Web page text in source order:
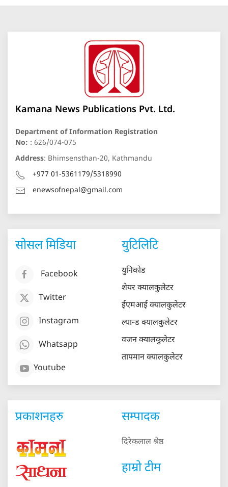
Kamana News Publications Pvt. Ltd.
Department of Information Registration
No: : 626/074-075
Address: Bhimsensthan-20, Kathmandu
+977 01-5361179/5318990
enewsofnepal@gmail.com
सोसल मिडिया
Facebook
Twitter
Instagram
Whatsapp
Youtube
युटिलिटि
युनिकोड
शेयर क्यालकुलेटर
ईएमआई क्यालकुलेटर
ल्यान्ड क्यालकुलेटर
वजन क्यालकुलेटर
तापमान क्यालकुलेटर
प्रकाशनहरु सम्पादक
दिरेकलाल श्रेष्ठ
हाम्रो टीम